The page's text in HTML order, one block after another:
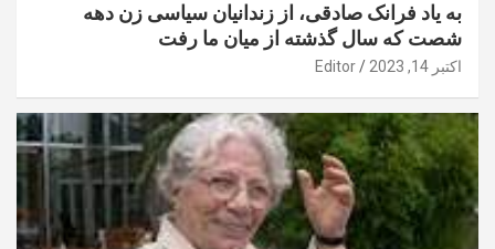
به یاد فرانک صادقی، از زندانیان سیاسی زن دهه
شصت که سال گذشته از میان ما رفت
اکتبر 14, 2023 Editor